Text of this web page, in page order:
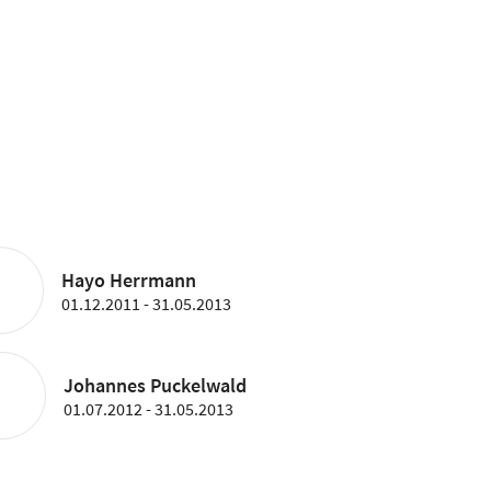
Hayo Herrmann
01.12.2011 - 31.05.2013
Johannes Puckelwald
01.07.2012 - 31.05.2013